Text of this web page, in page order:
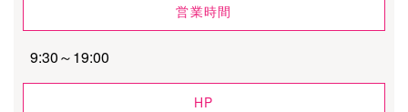
営業時間
9:30～19:00
HP